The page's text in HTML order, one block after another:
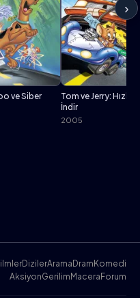
ve Siber
Tom ve Jerry: Hızlı
İndir
2005
›
DizilerArama Dram Komedi
AksiyonGerilim Macera Forum